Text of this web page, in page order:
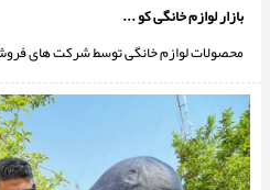
بازار لوازم خانگی کو ...
محصولات لوازم خانگی توسط شرکت های